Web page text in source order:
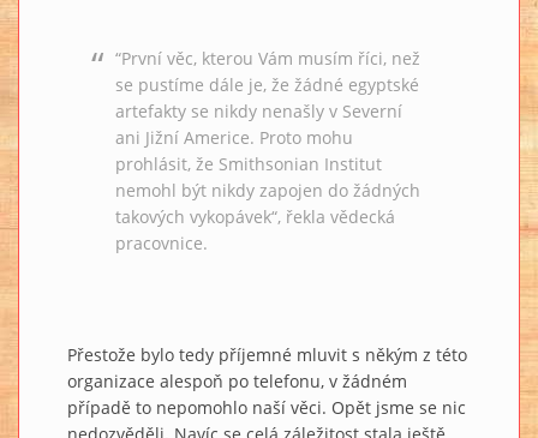
“První věc, kterou Vám musím říci, než
se pustíme dále je, že žádné egyptské
artefakty se nikdy nenašly v Severní
ani Jižní Americe. Proto mohu
prohlásit, že Smithsonian Institut
nemohl být nikdy zapojen do žádných
takových vykopávek“, řekla vědecká
pracovnice.
Přestože bylo tedy příjemné mluvit s někým z této
organizace alespoň po telefonu, v žádném
případě to nepomohlo naší věci. Opět jsme se nic
nedozvěděli. Navíc se celá záležitost stala ještě